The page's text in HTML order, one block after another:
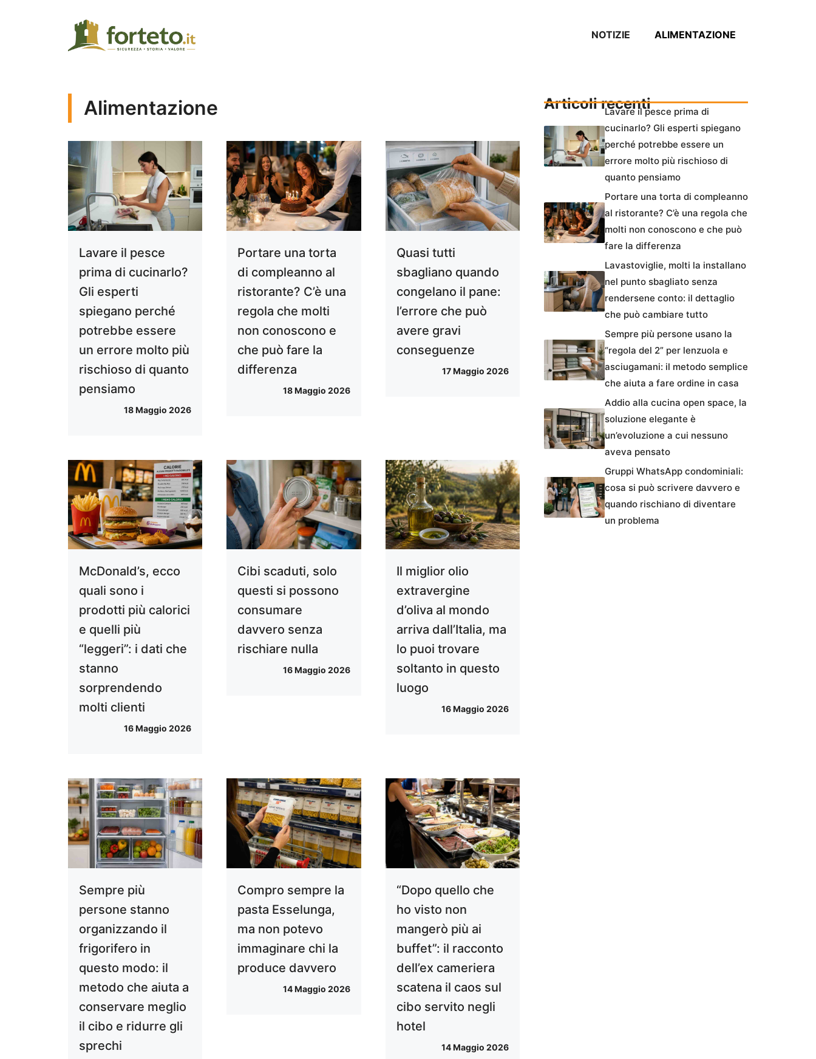
NOTIZIE ALIMENTAZIONE
Alimentazione
Lavare il pesce
prima di cucinarlo?
Gli esperti
spiegano perché
potrebbe essere
un errore molto più
rischioso di quanto
pensiamo
18 Maggio 2026
Portare una torta
di compleanno al
ristorante? C’è una
regola che molti
non conoscono e
che può fare la
differenza
18 Maggio 2026
Quasi tutti
sbagliano quando
congelano il pane:
l’errore che può
avere gravi
conseguenze
17 Maggio 2026
McDonald’s, ecco
quali sono i
prodotti più calorici
e quelli più
“leggeri”: i dati che
stanno
sorprendendo
molti clienti
16 Maggio 2026
Cibi scaduti, solo
questi si possono
consumare
davvero senza
rischiare nulla
16 Maggio 2026
Il miglior olio
extravergine
d’oliva al mondo
arriva dall’Italia, ma
lo puoi trovare
soltanto in questo
luogo
16 Maggio 2026
Sempre più
persone stanno
organizzando il
frigorifero in
questo modo: il
metodo che aiuta a
conservare meglio
il cibo e ridurre gli
sprechi
Compro sempre la
pasta Esselunga,
ma non potevo
immaginare chi la
produce davvero
14 Maggio 2026
“Dopo quello che
ho visto non
mangerò più ai
buffet”: il racconto
dell’ex cameriera
scatena il caos sul
cibo servito negli
hotel
14 Maggio 2026
Articoli recentiLavare il pesce prima di
cucinarlo? Gli esperti spiegano
perché potrebbe essere un
errore molto più rischioso di
quanto pensiamo
Portare una torta di compleanno
al ristorante? C’è una regola che
molti non conoscono e che può
fare la differenza
Lavastoviglie, molti la installano
nel punto sbagliato senza
rendersene conto: il dettaglio
che può cambiare tutto
Sempre più persone usano la
“regola del 2” per lenzuola e
asciugamani: il metodo semplice
che aiuta a fare ordine in casa
Addio alla cucina open space, la
soluzione elegante è
un’evoluzione a cui nessuno
aveva pensato
Gruppi WhatsApp condominiali:
cosa si può scrivere davvero e
quando rischiano di diventare
un problema